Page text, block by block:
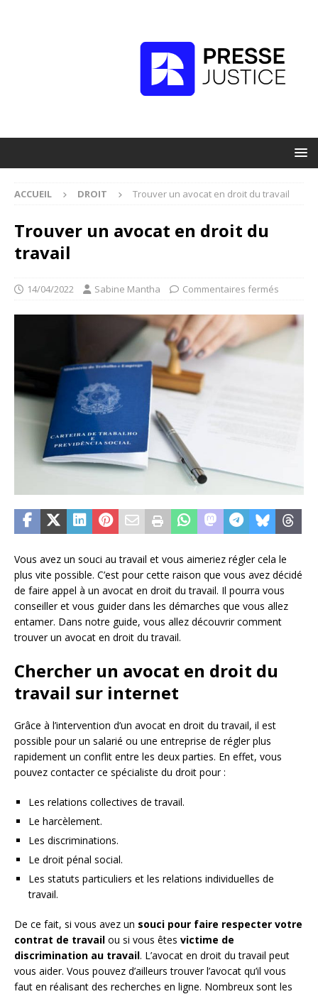
ACCUEIL DROIT Trouver un avocat en droit du travail
Trouver un avocat en droit du
travail
14/04/2022 Sabine Mantha Commentaires fermés
Vous avez un souci au travail et vous aimeriez régler cela le
plus vite possible. C’est pour cette raison que vous avez décidé
de faire appel à un avocat en droit du travail. Il pourra vous
conseiller et vous guider dans les démarches que vous allez
entamer. Dans notre guide, vous allez découvrir comment
trouver un avocat en droit du travail.
Chercher un avocat en droit du
travail sur internet
Grâce à l’intervention d’un avocat en droit du travail, il est
possible pour un salarié ou une entreprise de régler plus
rapidement un conflit entre les deux parties. En effet, vous
pouvez contacter ce spécialiste du droit pour :
Les relations collectives de travail.
Le harcèlement.
Les discriminations.
Le droit pénal social.
Les statuts particuliers et les relations individuelles de
travail.
De ce fait, si vous avez un souci pour faire respecter votre
contrat de travail ou si vous êtes victime de
discrimination au travail. L’avocat en droit du travail peut
vous aider. Vous pouvez d’ailleurs trouver l’avocat qu’il vous
faut en réalisant des recherches en ligne. Nombreux sont les